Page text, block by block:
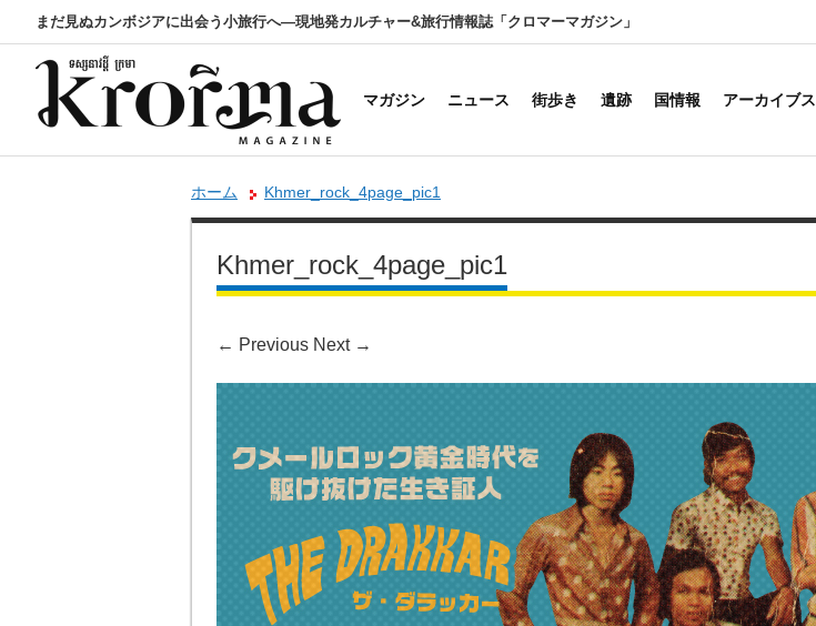
まだ見ぬカンボジアに出会う小旅行へ―現地発カルチャー&旅行情報誌「クロマーマガジン」
マガジン ニュース 街歩き 遺跡 国情報 アーカイブス
ホーム Khmer_rock_4page_pic1
Khmer_rock_4page_pic1
← Previous Next →